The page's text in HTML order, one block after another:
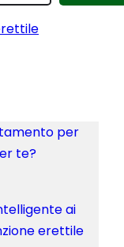
per
te?
ai
erettile